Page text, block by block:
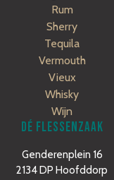
Rum
Sherry
Tequila
Vermouth
Vieux
Whisky
Wijn
DÉ FLESSENZAAK
Genderenplein 16
2134 DP Hoofddorp